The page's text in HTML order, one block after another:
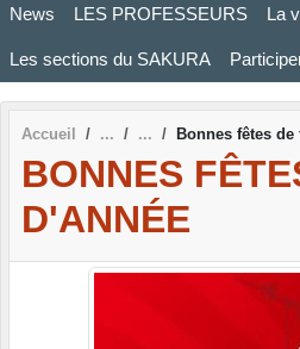
News LES PROFESSEURS La
Les sections du SAKURA
Accueil Bonnes fêtes
BONNES
D'ANNÉE